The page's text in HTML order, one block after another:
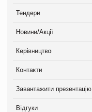
Тендери
Новини/Акції
Керівництво
Контакти
Завантажити презентацію
Відгуки